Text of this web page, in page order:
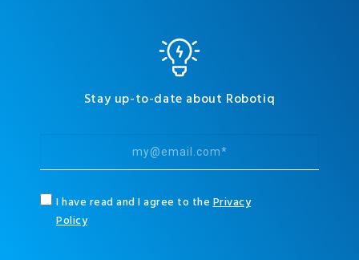
Stay up-to-date about Robotiq
I have read and I agree to thePrivacy
Policy